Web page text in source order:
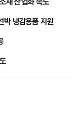
냉감용품 지원